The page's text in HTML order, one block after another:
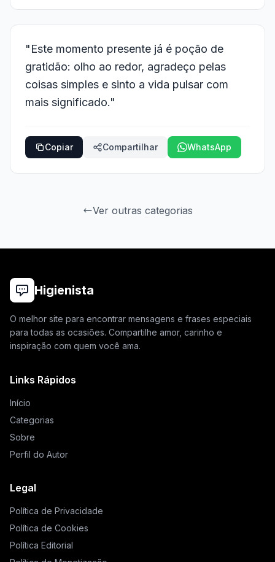
"Este momento presente já é poção de
gratidão: olho ao redor, agradeço pelas
coisas simples e sinto a vida pulsar com
mais significado."
Copiar Compartilhar WhatsApp
Ver outras categorias
Higienista
O melhor site para encontrar mensagens e frases especiais
para todas as ocasiões. Compartilhe amor, carinho e
inspiração com quem você ama.
Links Rápidos
Início
Categorias
Sobre
Perfil do Autor
Legal
Política de Privacidade
Política de Cookies
Política Editorial